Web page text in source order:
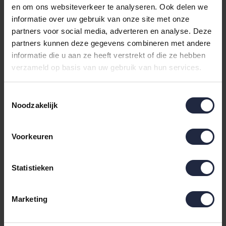
en om ons websiteverkeer te analyseren. Ook delen we
informatie over uw gebruik van onze site met onze
partners voor social media, adverteren en analyse. Deze
partners kunnen deze gegevens combineren met andere
informatie die u aan ze heeft verstrekt of die ze hebben
verzameld op basis van uw gebruik van hun services.
Noodzakelijk
Voorkeuren
Statistieken
Marketing
Luxe strandlakens: stijlvol
ontspannen in de zon
heerlijk zacht strandlaken onder je – dát is genieten. Bij
om je stranddag of zwembadbezoek compleet te
maken: een strandlaken dat niet alleen comfortabel
aanvoelt, maar er ook nog eens fantastisch uitziet. Onze
uitgebreide collectie
biedt voor ieder wat
Met merken als
De Witte